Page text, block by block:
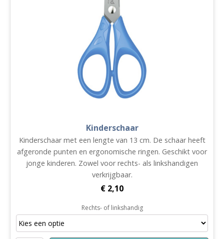
Kinderschaar
Kinderschaar met een lengte van 13 cm. De schaar heeft
afgeronde punten en ergonomische ringen. Geschikt voor
jonge kinderen. Zowel voor rechts- als linkshandigen
verkrijgbaar.
€ 2,10
Rechts- of linkshandig